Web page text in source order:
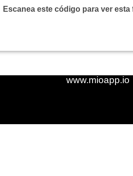
Escanea este código para ver esta
www.mioapp.io